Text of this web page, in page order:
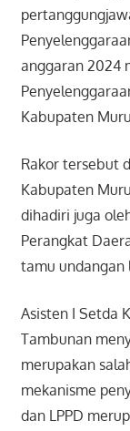
anggaran 2024
Kabupaten
Rakor tersebut
Kabupaten
dihadiri juga
Perangkat
tamu undangan
Asisten I Setda
Tambunan
merupakan
mekanisme
dan LPPD